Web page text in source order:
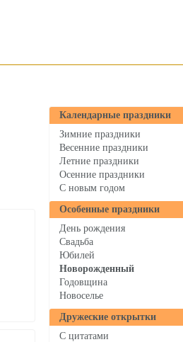
Календарные праздники
Зимние праздники
Весенние праздники
Летние праздники
Осенние праздники
C новым годом
Особенные праздники
День рождения
Свадьба
Юбилей
Новорожденный
Годовщина
Новоселье
Дружеские открытки
С цитатами